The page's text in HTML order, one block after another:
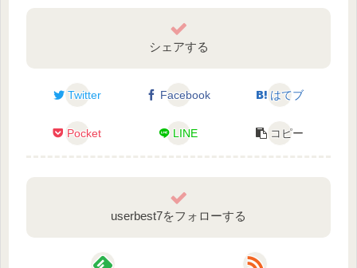
シェアする
Twitter Facebook はてブ
Pocket LINE コピー
userbest7をフォローする